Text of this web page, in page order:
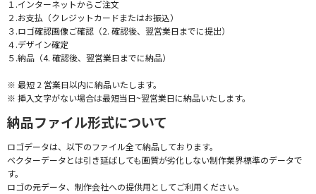
１.インターネットからご注文
２.お支払（クレジットカードまたはお振込）
３.ロゴ確認画像ご確認（2. 確認後、翌営業日までに提出）
４.デザイン確定
５.納品（4. 確認後、翌営業日までに納品）
※ 最短 2 営業日以内に納品いたします。
※ 挿入文字がない場合は最短当日~翌営業日に納品いたします。
納品ファイル形式について
ロゴデータは、以下のファイル全て納品しております。
ベクターデータとは引き延ばしても画質が劣化しない制作業界標準のデータで
す。
ロゴの元データ、制作会社への提供用としてご利用ください。